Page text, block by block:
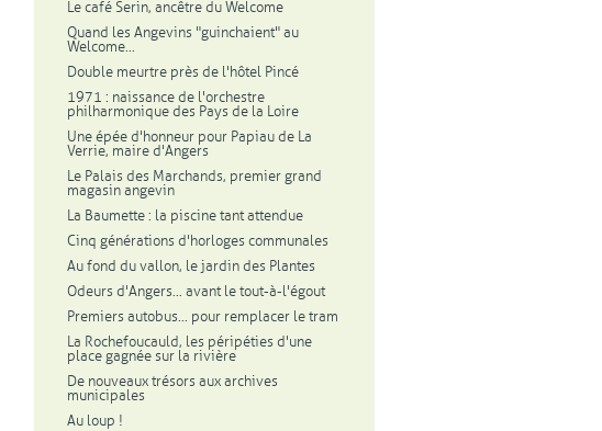
Le café Serin, ancêtre du Welcome
Quand les Angevins "guinchaient" au
Welcome...
Double meurtre près de l'hôtel Pincé
1971 : naissance de l'orchestre
philharmonique des Pays de la Loire
Une épée d'honneur pour Papiau de La
Verrie, maire d'Angers
Le Palais des Marchands, premier grand
magasin angevin
La Baumette : la piscine tant attendue
Cinq générations d'horloges communales
Au fond du vallon, le jardin des Plantes
Odeurs d'Angers... avant le tout-à-l'égout
Premiers autobus... pour remplacer le tram
La Rochefoucauld, les péripéties d'une
place gagnée sur la rivière
De nouveaux trésors aux archives
municipales
Au loup !